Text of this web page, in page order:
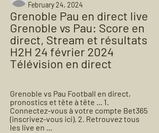
February 24, 2024
Grenoble Pau en direct live
Grenoble vs Pau: Score en
direct, Stream et résultats
H2H 24 février 2024
Télévision en direct
Grenoble vs Pau Football en direct,
pronostics et tête à tête ... 1.
Connectez-vous à votre compte Bet365
(inscrivez-vous ici). 2. Retrouvez tous
les live en ...